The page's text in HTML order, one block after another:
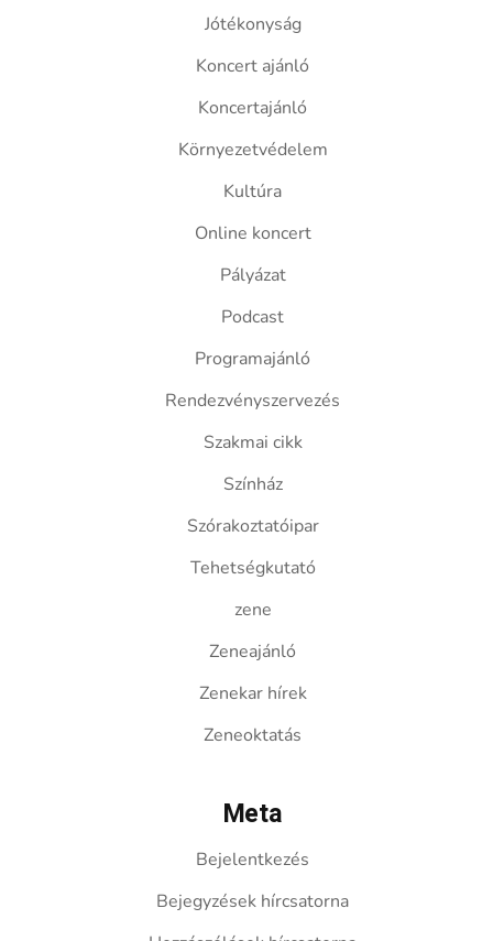
Jótékonyság
Koncert ajánló
Koncertajánló
Környezetvédelem
Kultúra
Online koncert
Pályázat
Podcast
Programajánló
Rendezvényszervezés
Szakmai cikk
Színház
Szórakoztatóipar
Tehetségkutató
zene
Zeneajánló
Zenekar hírek
Zeneoktatás
Meta
Bejelentkezés
Bejegyzések hírcsatorna